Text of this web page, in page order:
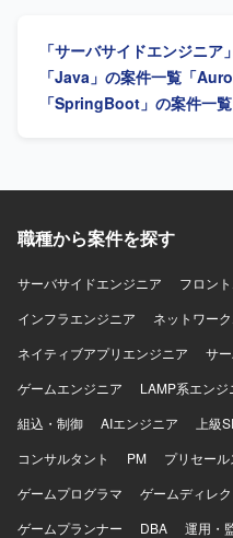
配信に関する新規機能開発
ます。サーバサイド開発を
ンド開発にも領域を広げられる環
Windows、Java、
「サーバサイドエンジニア
「Java」の案件一覧 「
「SpringBoot」の案件一覧
職種から案件を探す
サーバサイドエンジニア
フロン
インフラエンジニア
ネットワー
ネイティブアプリエンジニア
サ
ゲームエンジニア
LAMP系エンジ
組込・制御
AIエンジニア 上級
コンサルタント
PM プリセール
ゲームプログラマ
ゲームディレ
ゲームプランナー
DBA 運用・